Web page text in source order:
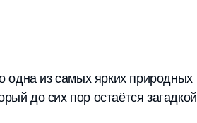
из самых ярких природных
до сих пор остаётся загадкой